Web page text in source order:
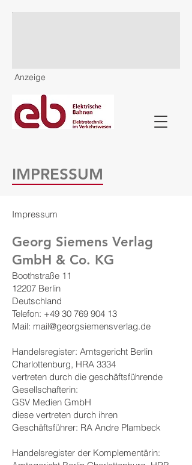
Anzeige
IMPRESSUM
Impressum
Georg Siemens Verlag
GmbH & Co. KG
Boothstraße 11
12207 Berlin
Deutschland
Telefon: +49 30 769 904 13
Mail: mail@georgsiemensverlag.de
Handelsregister: Amtsgericht Berlin
Charlottenburg, HRA 3334
vertreten durch die geschäftsführende
Gesellschafterin:
GSV Medien GmbH
diese vertreten durch ihren
Geschäftsführer: RA Andre Plambeck
Handelsregister der Komplementärin: